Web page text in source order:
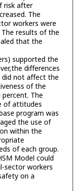
risk after
The
workers were
results of the
that the
supported the
differences
did not affect the
of the
The
of attitudes
program was
the use of
within the
of each group.
Model could
sector workers
on a